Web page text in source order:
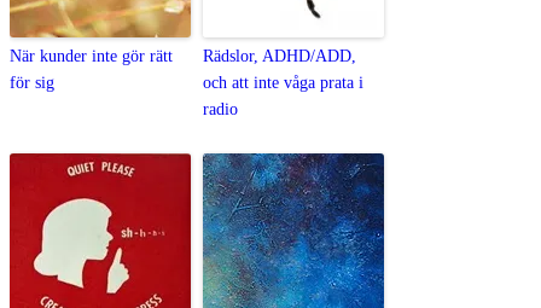
När kunder inte gör rätt
för sig
Rädslor, ADHD/ADD,
och att inte våga prata i
radio